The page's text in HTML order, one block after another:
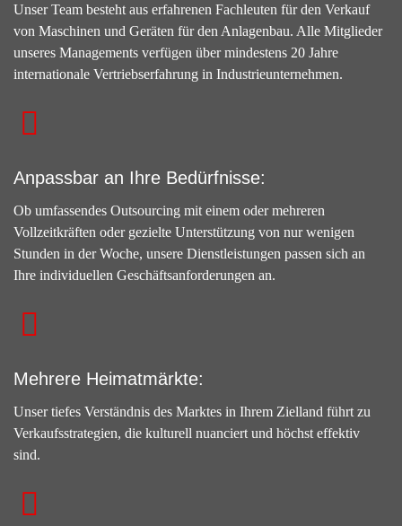
Unser Team besteht aus erfahrenen Fachleuten für den Verkauf
von Maschinen und Geräten für den Anlagenbau. Alle Mitglieder
unseres Managements verfügen über mindestens 20 Jahre
internationale Vertriebserfahrung in Industrieunternehmen.
Anpassbar an Ihre Bedürfnisse:
Ob umfassendes Outsourcing mit einem oder mehreren
Vollzeitkräften oder gezielte Unterstützung von nur wenigen
Stunden in der Woche, unsere Dienstleistungen passen sich an
Ihre individuellen Geschäftsanforderungen an.
Mehrere Heimatmärkte:
Unser tiefes Verständnis des Marktes in Ihrem Zielland führt zu
Verkaufsstrategien, die kulturell nuanciert und höchst effektiv
sind.